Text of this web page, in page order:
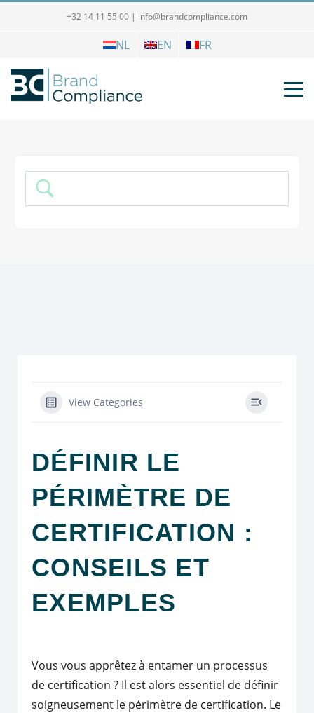
+32 14 11 55 00 | info@brandcompliance.com
NL EN FR
View Categories
DÉFINIR LE
PÉRIMÈTRE DE
CERTIFICATION :
CONSEILS ET
EXEMPLES
Vous vous apprêtez à entamer un processus
de certification ? Il est alors essentiel de définir
soigneusement le périmètre de certification. Le